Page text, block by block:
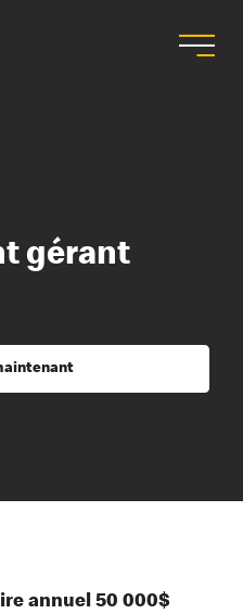
gérant
annuel 50 000$